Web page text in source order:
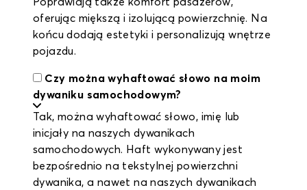
oferując miększą i izolującą powierzchnię. Na
końcu dodają estetyki i personalizują wnętrze
pojazdu.
Czy można wyhaftować słowo na moim
dywaniku samochodowym?
Tak, można wyhaftować słowo, imię lub
inicjały na naszych dywanikach
samochodowych. Haft wykonywany jest
bezpośrednio na tekstylnej powierzchni
dywanika, a nawet na naszych dywanikach